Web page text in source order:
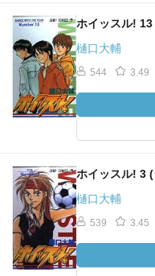
ホイッスル!
樋口大輔
544 3.49
ホイッスル! 3
樋口大輔
539 3.45